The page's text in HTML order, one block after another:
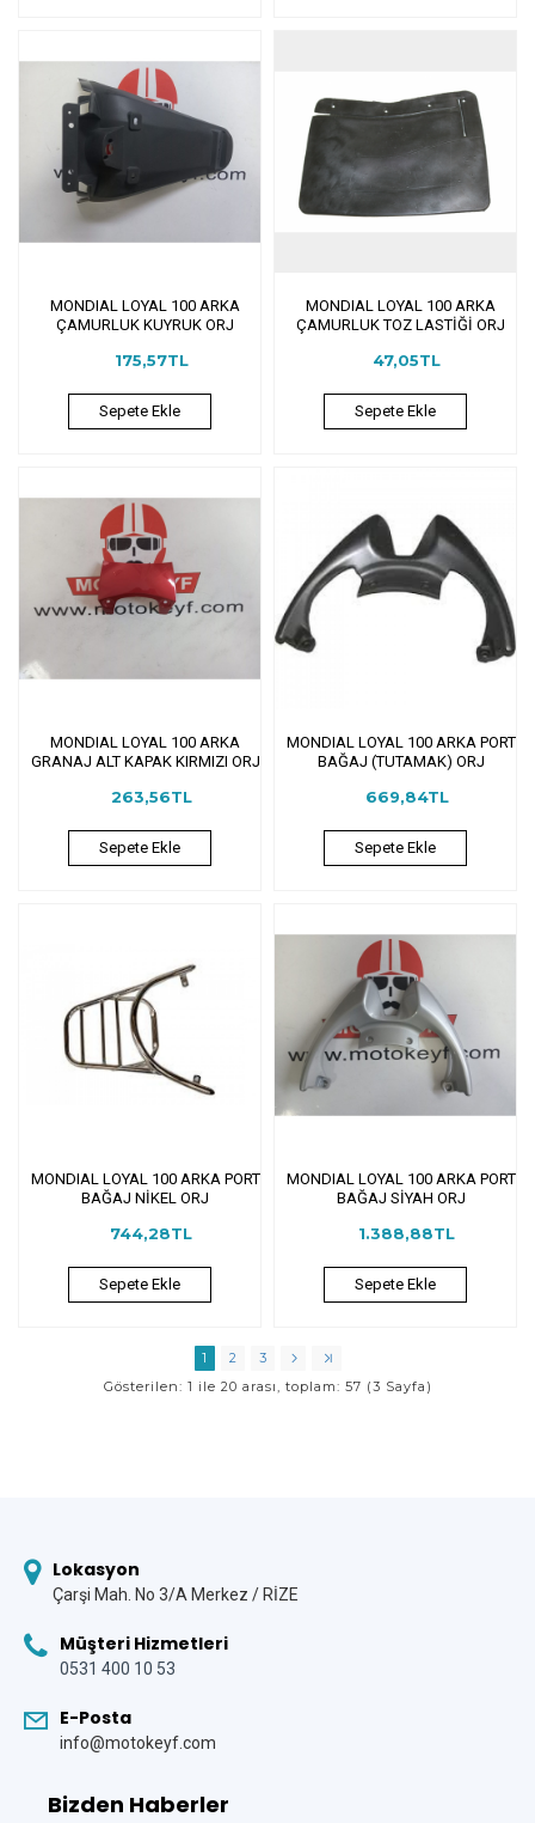
MONDIAL LOYAL 100 ARKA
ÇAMURLUK KUYRUK ORJ
175,57TL
Sepete Ekle
MONDIAL LOYAL 100 ARKA
ÇAMURLUK TOZ LASTİĞİ ORJ
47,05TL
Sepete Ekle
MONDIAL LOYAL 100 ARKA
GRANAJ ALT KAPAK KIRMIZI ORJ
263,56TL
Sepete Ekle
MONDIAL LOYAL 100 ARKA PORT
BAĞAJ (TUTAMAK) ORJ
669,84TL
Sepete Ekle
MONDIAL LOYAL 100 ARKA PORT
BAĞAJ NİKEL ORJ
744,28TL
Sepete Ekle
MONDIAL LOYAL 100 ARKA PORT
BAĞAJ SİYAH ORJ
1.388,88TL
Sepete Ekle
1 2
3
Gösterilen: 1 ile 20 arası, toplam: 57 (3 Sayfa)
Lokasyon
Çarşi Mah. No 3/A Merkez / RİZE
Müşteri Hizmetleri
0531 400 10 53
E-Posta
info@motokeyf.com
Bizden Haberler